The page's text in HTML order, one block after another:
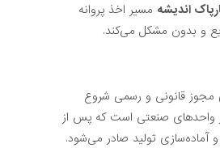
اندیشه مسیر اخذ پروانه
و بدون مشکل می‌کند.
مجوز قانونی و رسمی شروع
واحدهای صنعتی است که پس از
تولید صادر می‌شود.